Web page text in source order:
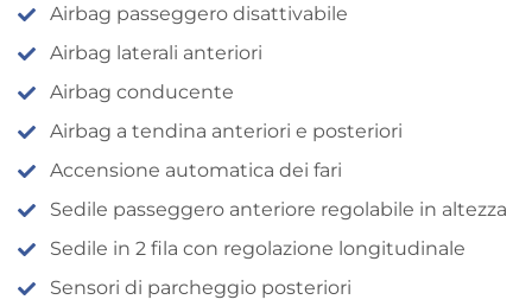
Airbag passeggero disattivabile
Airbag laterali anteriori
Airbag conducente
Airbag a tendina anteriori e posteriori
Accensione automatica dei fari
Sedile passeggero anteriore regolabile in altezza
Sedile in 2 fila con regolazione longitudinale
Sensori di parcheggio posteriori